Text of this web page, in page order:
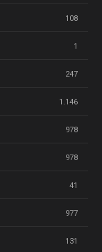
108
1
247
1.146
978
978
41
977
131